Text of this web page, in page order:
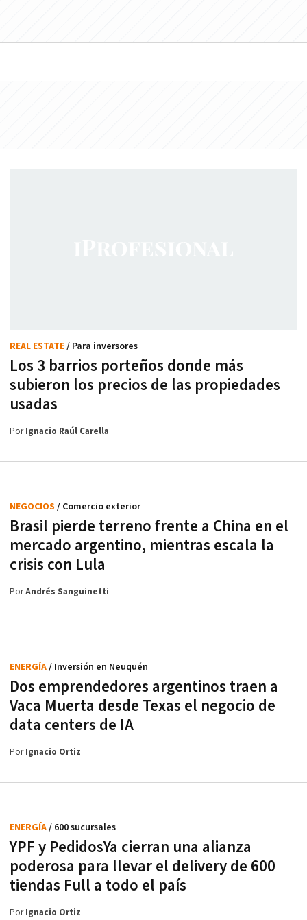
Los 3 barrios porteños donde más
subieron los precios de las propiedades
usadas
REAL ESTATE/ Para inversores
PorIgnacio Raúl Carella
Brasil pierde terreno frente a China en el
mercado argentino, mientras escala la
crisis con Lula
NEGOCIOS / Comercio exterior
PorAndrés Sanguinetti
Dos emprendedores argentinos traen a
Vaca Muerta desde Texas el negocio de
data centers de IA
ENERGÍA/ Inversión en Neuquén
PorIgnacio Ortiz
YPF y PedidosYa cierran una alianza
poderosa para llevar el delivery de 600
tiendas Full a todo el país
ENERGÍA/ 600 sucursales
PorIgnacio Ortiz